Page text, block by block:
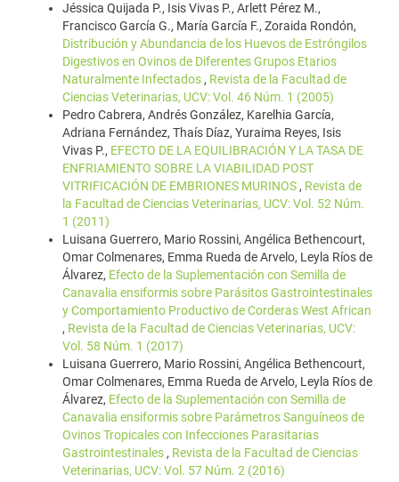
Jéssica Quijada P., Isis Vivas P., Arlett Pérez M.,
Francisco García G., María García F., Zoraida Rondón,
Distribución y Abundancia de los Huevos de Estróngilos
Digestivos en Ovinos de Diferentes Grupos Etarios
Naturalmente Infectados, Revista de la Facultad de
Ciencias Veterinarias, UCV: Vol. 46 Núm. 1 (2005)
Pedro Cabrera, Andrés González, Karelhia García,
Adriana Fernández, Thaís Díaz, Yuraima Reyes, Isis
Vivas P., EFECTO DE LA EQUILIBRACIÓN Y LA TASA DE
ENFRIAMIENTO SOBRE LA VIABILIDAD POST
VITRIFICACIÓN DE EMBRIONES MURINOS, Revista de
la Facultad de Ciencias Veterinarias, UCV: Vol. 52 Núm.
1 (2011)
Luisana Guerrero, Mario Rossini, Angélica Bethencourt,
Omar Colmenares, Emma Rueda de Arvelo, Leyla Ríos de
Álvarez, Efecto de la Suplementación con Semilla de
Canavalia ensiformis sobre Parásitos Gastrointestinales
y Comportamiento Productivo de Corderas West African
, Revista de la Facultad de Ciencias Veterinarias, UCV:
Vol. 58 Núm. 1 (2017)
Luisana Guerrero, Mario Rossini, Angélica Bethencourt,
Omar Colmenares, Emma Rueda de Arvelo, Leyla Ríos de
Álvarez, Efecto de la Suplementación con Semilla de
Canavalia ensiformis sobre Parámetros Sanguíneos de
Ovinos Tropicales con Infecciones Parasitarias
Gastrointestinales, Revista de la Facultad de Ciencias
Veterinarias, UCV: Vol. 57 Núm. 2 (2016)